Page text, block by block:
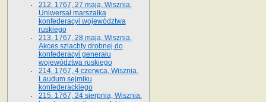
212. 1767, 27 maja, Wisznia.
Uniwersał marszałka
konfederacyi województwa
ruskiego
213. 1767, 28 maja, Wisznia.
Akces szlachty drobnej do
konfederacyi generału
województwa ruskiego
214. 1767, 4 czerwca, Wisznia.
Laudum sejmiku
konfederackiego
215. 1767, 24 sierpnia, Wisznia.